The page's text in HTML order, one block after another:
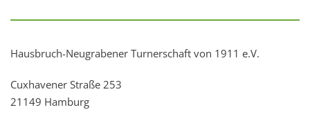
Hausbruch-Neugrabener Turnerschaft von 1911 e.V.
Cuxhavener Straße 253
21149 Hamburg